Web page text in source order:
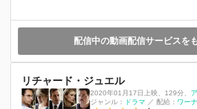
配信中の動画配信サービスを
リチャード・ジュエル
2020年01月17日上映 129分
ジャンル：
ドラマ ／ 配給： ワー